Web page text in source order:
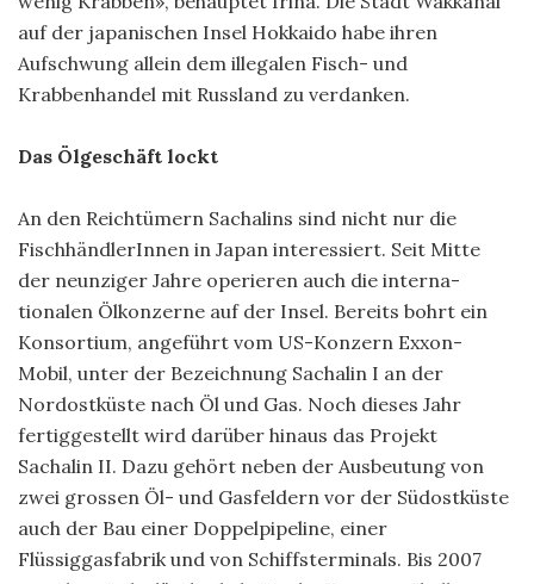
auf der japanischen Insel Hokkaido habe ihren
Aufschwung allein dem illegalen Fisch- und
Krabbenhandel mit Russ­land zu verdanken.
Das Ölgeschäft lockt
An den Reichtümern Sachalins sind nicht nur die
FischhändlerInnen in Japan interessiert. Seit Mitte
der neunziger Jahre operieren auch die interna­
tionalen Ölkonzerne auf der Insel. Bereits bohrt ein
Konsortium, angeführt vom US-Konzern Exxon-
Mobil, unter der Bezeichnung Sachalin I an der
Nordostküste nach Öl und Gas. Noch dieses Jahr
fertiggestellt wird darüber hinaus das Projekt
Sachalin II. Dazu gehört neben der Ausbeutung von
zwei grossen Öl- und Gasfeldern vor der Südostküste
auch der Bau einer Doppelpipeline, einer
Flüssiggasfabrik und von Schiffsterminals. Bis 2007